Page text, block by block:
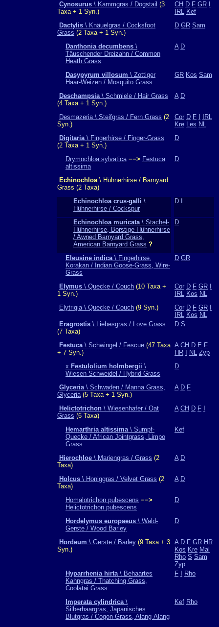
Cynosurus \ Kammgras / Dogstail (3
Taxa + 1 Syn.)
CH D F GR
IRL Kef
Dactylis \ Knäuelgras / Cocksfoot
Grass (2 Taxa + 1 Syn.)
D GR Sam
Danthonia decumbens \
Täuschender Dreizahn / Common
Heath Grass
A D
Dasypyrum villosum \ Zottiger
Haar-Weizen / Mosquito Grass
GR Kos Sam
Deschampsia\ Schmiele / Hair Grass
(4 Taxa + 1 Syn.)
A D
Desmazeria \ Steifgras / Fern Grass (2
Syn.)
Cor D F
IRL
Kre Les NL
Digitaria\ Fingerhirse / Finger-Grass
(2 Taxa + 1 Syn.)
D
Drymochloa sylvatica −−> Festuca
altissima
D
Echinochloa\ Hühnerhirse / Barnyard
Grass (2 Taxa)
Echinochloa crus-galli \
Hühnerhirse / Cockspur
D
Echinochloa muricata\ Stachel-
Hühnerhirse, Borstige Hühnerhirse
/ Awned Barnyard Grass,
American Barnyard Grass ?
D
Eleusine indica\ Fingerhirse,
Korakan / Indian Goose-Grass, Wire-
Grass
D GR
Elymus \ Quecke / Couch (10 Taxa +
1 Syn.)
Cor D F GR
IRL Kos NL
Elytrigia \ Quecke / Couch (9 Syn.) Cor D F GR
IRL Kos NL
Eragrostis \ Liebesgras / Love Grass
(7 Taxa)
D S
Festuca\ Schwingel / Fescue (47 Taxa
+ 7 Syn.)
A CH D E F
HR
NL Zyp
x Festulolium holmbergii \
Wiesen-Schweidel / Hybrid Grass
D
Glyceria\ Schwaden / Manna Grass,
Glyceria(5 Taxa + 1 Syn.)
A D F
Helictotrichon \ Wiesenhafer / Oat
Grass (6 Taxa)
A CH D F
Hemarthria altissima\ Sumpf-
Quecke / African Jointgrass, Limpo
Grass
Kef
Hierochloe \ Mariengras / Grass (2
Taxa)
A D
Holcus \ Honiggras / Velvet Grass (2
Taxa)
A D
Homalotrichon pubescens −−>
Helictotrichon pubescens
D
Hordelymus europaeus \ Wald-
Gerste / Wood Barley
D
Hordeum \ Gerste / Barley (9 Taxa + 3
Syn.)
A D F GR HR
Kos Kre Mal
Rho S Sam
Zyp
Hyparrhenia hirta\ Behaartes
Kahngras / Thatching Grass,
Coolatai Grass
F Rho
Imperata cylindrica\
Silberhaargras, Japanisches
Blutgras / Cogon Grass, Alang-Alang
Kef Rho